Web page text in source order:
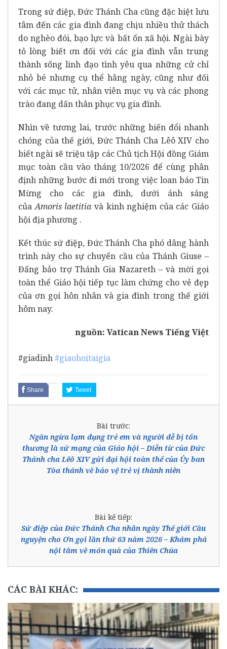
Trong sứ điệp, Đức Thánh Cha cũng đặc biệt lưu
tâm đến các gia đình đang chịu nhiều thử thách
do nghèo đói, bạo lực và bất ổn xã hội. Ngài bày
tỏ lòng biết ơn đối với các gia đình vẫn trung
thành sống linh đạo tình yêu qua những cử chỉ
nhỏ bé nhưng cụ thể hằng ngày, cũng như đối
với các mục tử, nhân viên mục vụ và các phong
trào đang dấn thân phục vụ gia đình.
Nhìn về tương lai, trước những biến đổi nhanh
chóng của thế giới, Đức Thánh Cha Lêô XIV cho
biết ngài sẽ triệu tập các Chủ tịch Hội đồng Giám
mục toàn cầu vào tháng 10/2026 để cùng phân
định những bước đi mới trong việc loan báo Tin
Mừng cho các gia đình, dưới ánh sáng
củaAmoris laetitia và kinh nghiệm của các Giáo
hội địa phương .
Kết thúc sứ điệp, Đức Thánh Cha phó dâng hành
trình này cho sự chuyển cầu của Thánh Giuse –
Đấng bảo trợ Thánh Gia Nazareth – và mời gọi
toàn thể Giáo hội tiếp tục làm chứng cho vẻ đẹp
của ơn gọi hôn nhân và gia đình trong thế giới
hôm nay.
nguồn: Vatican News Tiếng Việt
#giadinh#giaohoitaigia
Share Tweet
Bài trước:
Ngăn ngừa lạm dụng trẻ em và người dễ bị tổn
thương là sứ mạng của Giáo hội – Diễn từ của Đức
Thánh cha Lêô XIV gửi đại hội toàn thể của Ủy ban
Tòa thánh về bảo vệ trẻ vị thành niên
Bài kế tiếp:
Sứ điệp của Đức Thánh Cha nhân ngày Thế giới Cầu
nguyện cho Ơn gọi lần thứ 63 năm 2026 – Khám phá
nội tâm về món quà của Thiên Chúa
CÁC BÀI KHÁC: